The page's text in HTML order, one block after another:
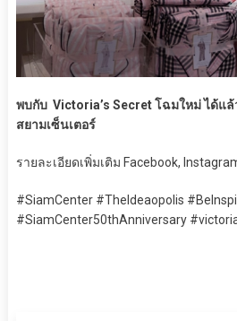
พบกับ Victoria’s Secret โฉมใหม่ ได้แ
สยามเซ็นเตอร์
รายละเอียดเพิ่มเติม Facebook,
#SiamCenter #TheIdeaopolis
#SiamCenter50thAnniversary